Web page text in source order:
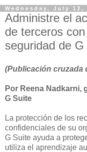
Wednesday, July 12,
Administre el
de terceros
seguridad de
(Publicación cruzada
Por Reena Nadkarni,
G Suite
La protección de los
confidenciales de su
G Suite ayuda a
utiliza el aprendizaje